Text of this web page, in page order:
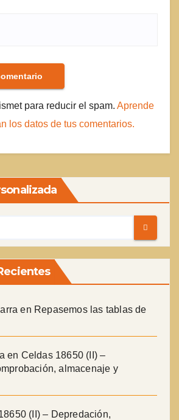
para reducir el spam. Aprende
los datos de tus comentarios.
en Repasemos las tablas de
en Celdas 18650 (II) –
almacenaje y
(II) – Depredación,